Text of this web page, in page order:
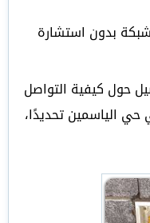
بدون استشارة
حول كيفية التواصل
حي الياسمين تحديدًا،